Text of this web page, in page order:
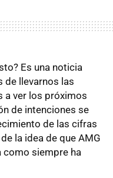
Es una noticia
de llevarnos las
a ver los próximos
de intenciones se
de las cifras
la idea de que AMG
como siempre ha